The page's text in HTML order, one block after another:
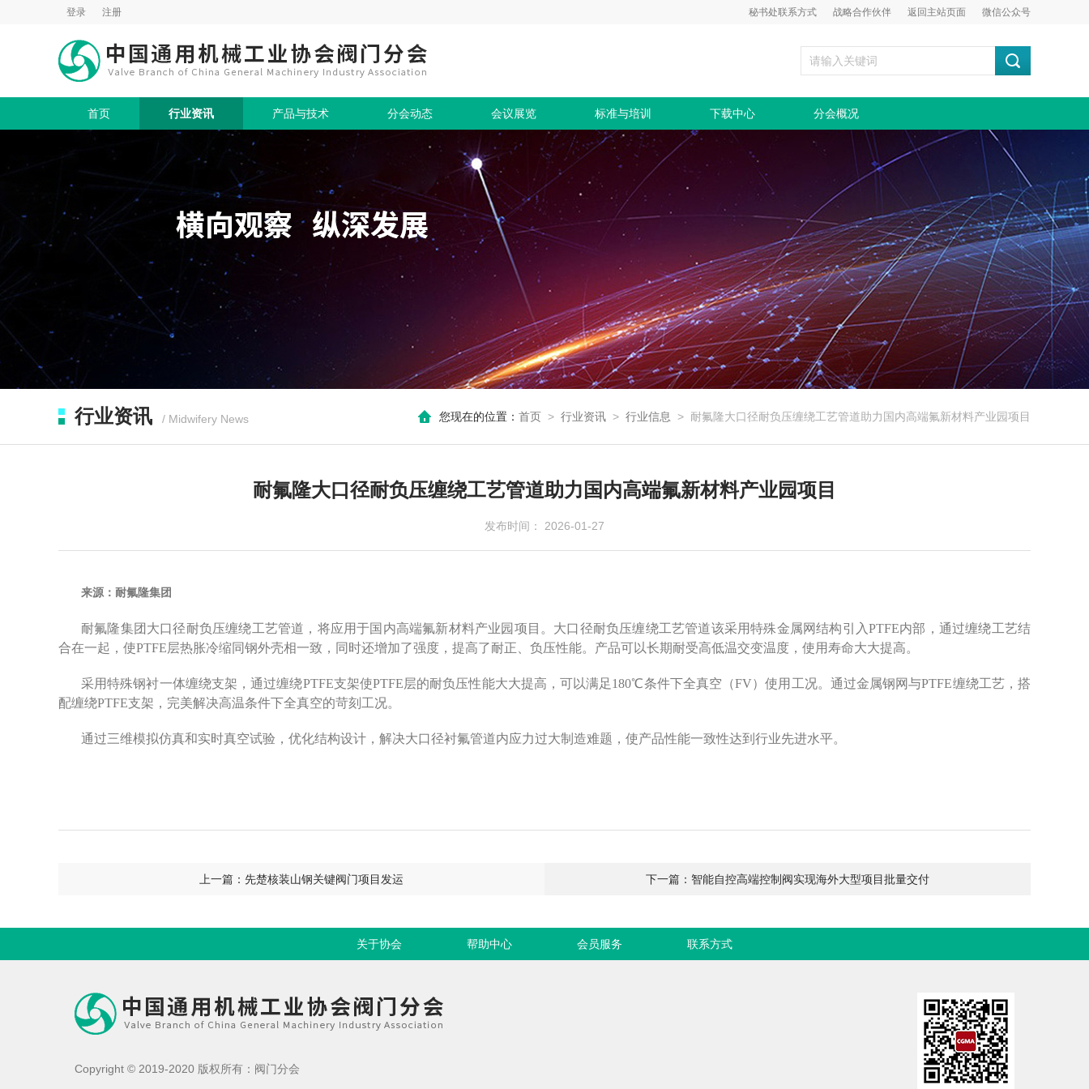
登录 注册 微信公众号
秘书处联系方式 战略合作伙伴 返回主站页面
首页 行业资讯 产品与技术 分会动态 会议展览 标准与培训 下载中心 分会概况
行业资讯 / Midwifery News 您现在的位置： 首页 > 行业资讯 > 行业信息 > 耐氟隆大口径耐负压缠绕工艺管道助力国内高端氟新材料产业园项目
耐氟隆大口径耐负压缠绕工艺管道助力国内高端氟新材料产业园项目
发布时间： 2026-01-27
来源：耐氟隆集团
耐氟隆集团大口径耐负压缠绕工艺管道，将应用于国内高端氟新材料产业园项目。大口径耐负压缠绕工艺管道该采用特殊金属网结构引入PTFE内部，通过缠绕工艺结
合在一起，使PTFE层热胀冷缩同钢外壳相一致，同时还增加了强度，提高了耐正、负压性能。产品可以长期耐受高低温交变温度，使用寿命大大提高。
采用特殊钢衬一体缠绕支架，通过缠绕PTFE支架使PTFE层的耐负压性能大大提高，可以满足180℃条件下全真空（FV）使用工况。通过金属钢网与PTFE缠绕工艺，搭
配缠绕PTFE支架，完美解决高温条件下全真空的苛刻工况。
通过三维模拟仿真和实时真空试验，优化结构设计，解决大口径衬氟管道内应力过大制造难题，使产品性能一致性达到行业先进水平。
上一篇：先楚核装山钢关键阀门项目发运 下一篇：智能自控高端控制阀实现海外大型项目批量交付
关于协会 帮助中心 会员服务 联系方式
Copyright © 2019-2020 版权所有：阀门分会